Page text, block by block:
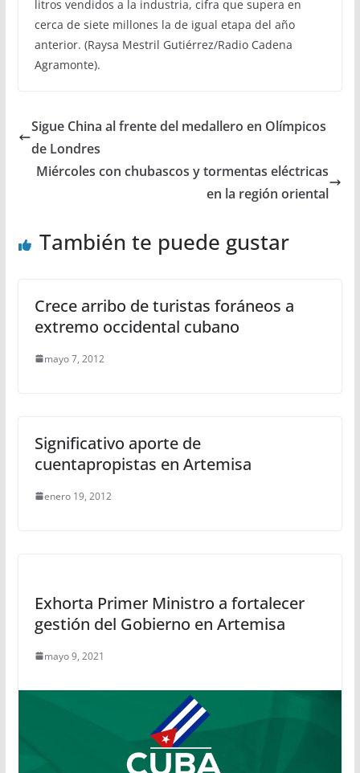
litros vendidos a la industria, cifra que supera en
cerca de siete millones la de igual etapa del año
anterior. (Raysa Mestril Gutiérrez/Radio Cadena
Agramonte).
Sigue China al frente del medallero en Olímpicos
de Londres
Miércoles con chubascos y tormentas eléctricas
en la región oriental
También te puede gustar
Crece arribo de turistas foráneos a
extremo occidental cubano
mayo 7, 2012
Significativo aporte de
cuentapropistas en Artemisa
enero 19, 2012
Exhorta Primer Ministro a fortalecer
gestión del Gobierno en Artemisa
mayo 9, 2021